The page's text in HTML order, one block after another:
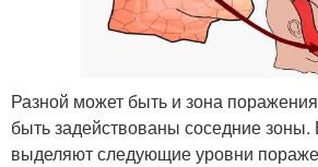
Разной может быть и зона
быть задействованы соседние зоны.
выделяют следующие уровни